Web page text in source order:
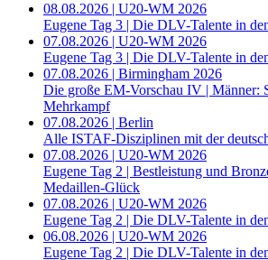
08.08.2026 | U20-WM 2026
Eugene Tag 3 | Die DLV-Talente in
07.08.2026 | U20-WM 2026
Eugene Tag 3 | Die DLV-Talente in
07.08.2026 | Birmingham 2026
Die große EM-Vorschau IV | Männer:
Mehrkampf
07.08.2026 | Berlin
Alle ISTAF-Disziplinen mit der
07.08.2026 | U20-WM 2026
Eugene Tag 2 | Bestleistung und
Medaillen-Glück
07.08.2026 | U20-WM 2026
Eugene Tag 2 | Die DLV-Talente in
06.08.2026 | U20-WM 2026
Eugene Tag 2 | Die DLV-Talente in